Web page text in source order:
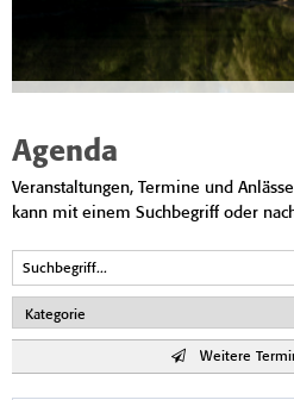
Agenda
Veranstaltungen, Termine und
kann mit einem Suchbegriff oder
Weitere